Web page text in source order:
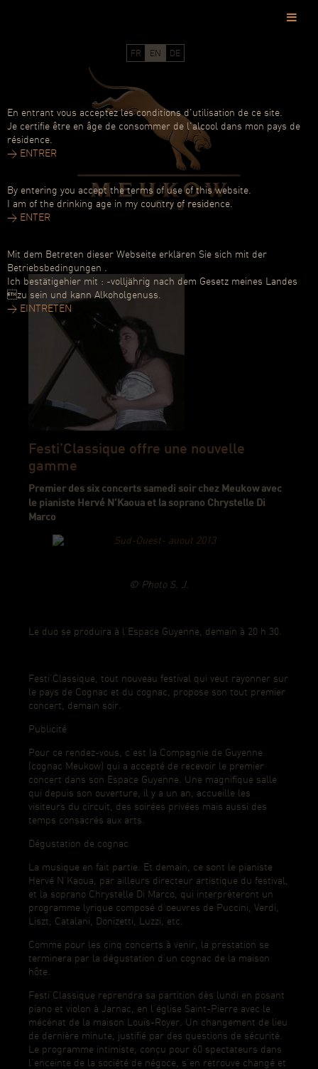
FR |EN |DE
Festi’Classique offre une nouvelle
gamme
Premier des six concerts samedi soir chez Meukow avec
le pianiste Hervé N’Kaoua et la soprano Chrystelle Di
Marco
© Photo S. J.
Le duo se produira à l’Espace Guyenne, demain à 20 h 30.
Festi’Classique, tout nouveau festival qui veut rayonner sur
le pays de Cognac et du cognac, propose son tout premier
concert, demain soir.
Publicité
Pour ce rendez-vous, c’est la Compagnie de Guyenne
(cognac Meukow) qui a accepté de recevoir le premier
concert dans son Espace Guyenne. Une magnifique salle
qui depuis son ouverture, il y a un an, accueille les
visiteurs du circuit, des soirées privées mais aussi des
temps consacrés aux arts.
Dégustation de cognac
La musique en fait partie. Et demain, ce sont le pianiste
Hervé N’Kaoua, par ailleurs directeur artistique du festival,
et la soprano Chrystelle Di Marco, qui interprèteront un
programme lyrique composé d’oeuvres de Puccini, Verdi,
Liszt, Catalani, Donizetti, Luzzi, etc.
Comme pour les cinq concerts à venir, la prestation se
terminera par la dégustation d’un cognac de la maison
hôte.
Festi’Classique reprendra sa partition dès lundi en posant
piano et violon à Jarnac, en l’église Saint-Pierre avec le
mécénat de la maison Louis-Royer. Un changement de lieu
de dernière minute, justifié par des questions de sécurité.
Le programme intimiste, conçu pour 60 spectateurs dans
l’enceinte de la société de négoce, s’en retrouve changé et
En entrant vous acceptez les conditions d'utilisation de ce site.
Je certifie être en âge de consommer de l'alcool dans mon pays de
résidence.
> ENTRER
By entering you accept the terms of use of this website.
I am of the drinking age in my country of residence.
> ENTER
Mit dem Betreten dieser Webseite erklären Sie sich mit der
Betriebsbedingungen .
Ich bestätigehier mit : -volljährig nach dem Gesetz meines Landes
zu sein und kann Alkoholgenuss.
> EINTRETEN